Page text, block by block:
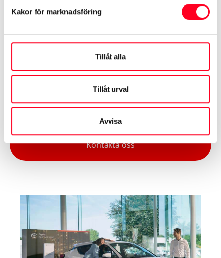
Kakor för marknadsföring
Tillåt alla
Tillåt urval
Avvisa
bränslebrist, punktering, förlust av bilnycklar,
trafikolycka, stöld, stöldförsök eller skadegörelse. Du
kan t.ex. få fri bärgning eller starthjälp – helt utan
Kontakta oss